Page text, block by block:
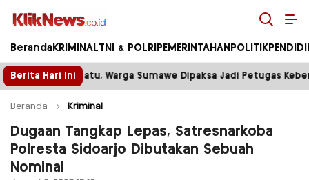
Kliknews.co.id
Beranda KRIMINAL TNI & POLRI PEMERINTAHAN POLITIK
Berita Hari Ini
Dipaksa Jadi Petugas Kebersihan Tower
Beranda Kriminal
Dugaan Tangkap Lepas, Satresnarkoba
Polresta Sidoarjo Dibutakan Sebuah
Nominal